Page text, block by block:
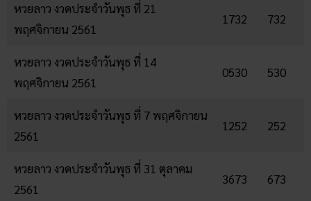
หวยลาว งวดประจำวันพุธ ที่ 21
พฤศจิกายน 2561
1732 732
หวยลาว งวดประจำวันพุธ ที่ 14
พฤศจิกายน 2561
0530 530
หวยลาว งวดประจำวันพุธ ที่ 7 พฤศจิกายน
2561
1252 252
หวยลาว งวดประจำวันพุธ ที่ 31 ตุลาคม
2561
3673 673